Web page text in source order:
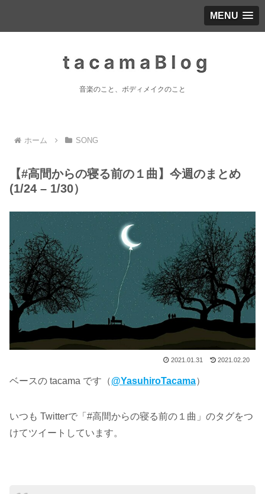
MENU
音楽のこと、ボディメイクのこと
ホーム SONG
【#高間からの寝る前の１曲】今週のまとめ
(1/24 – 1/30）
2021.01.31 2021.02.20
ベースの tacama です（@YasuhiroTacama）
いつも Twitterで「#高間からの寝る前の１曲」のタグをつ
けてツイートしています。